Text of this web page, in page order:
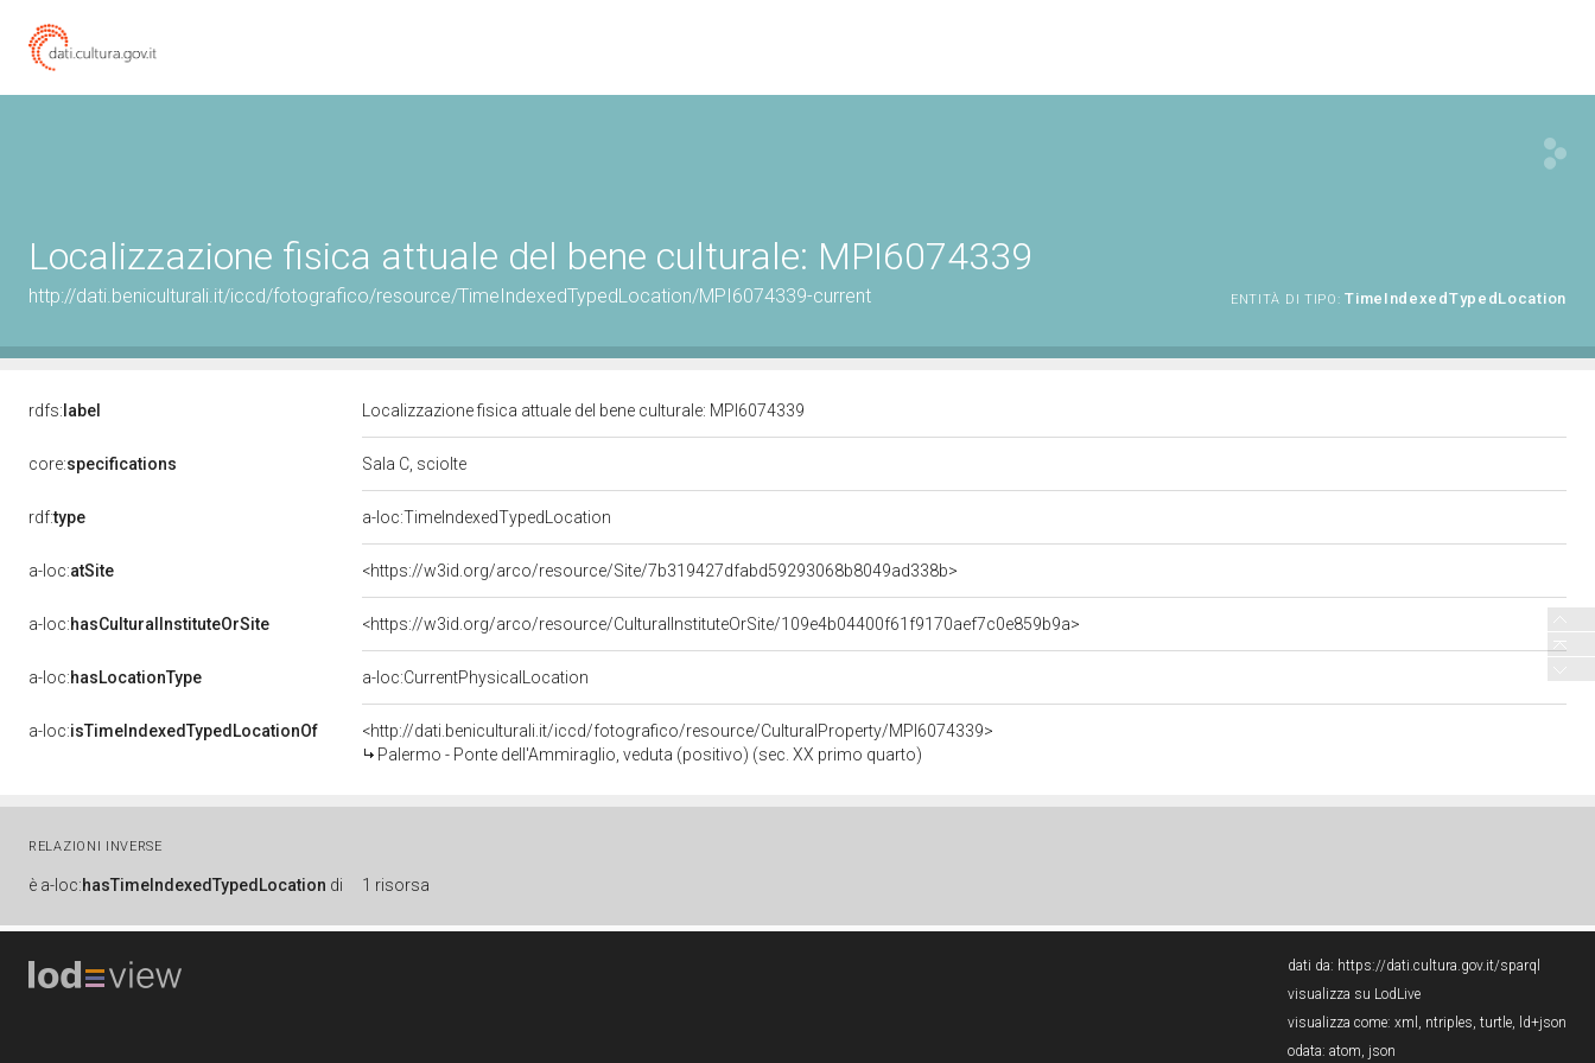
Localizzazione fisica attuale del bene culturale: MPI6074339
http://dati.beniculturali.it/iccd/fotografico/resource/TimeIndexedTypedLocation/MPI6074339-current ENTITÀ DI TIPO: TimeIndexedTypedLocation
rdfs: label Localizzazione fisica attuale del bene culturale: MPI6074339
core:specifications Sala C, sciolte
rdf:type a-loc:TimeIndexedTypedLocation
a-loc:atSite <https://w3id.org/arco/resource/Site/7b319427dfabd59293068b8049ad338b>
a-loc:hasCulturalInstituteOrSite <https://w3id.org/arco/resource/CulturalInstituteOrSite/109e4b04400f61f9170aef7c0e859b9a>
a-loc:hasLocationType a-loc:CurrentPhysicalLocation
a-loc:isTimeIndexedTypedLocationOf
<http://dati.beniculturali.it/iccd/fotografico/resource/CulturalProperty/MPI6074339>
Palermo - Ponte dell'Ammiraglio, veduta (positivo) (sec. XX primo quarto)
RELAZIONI INVERSE
è a-loc:hasTimeIndexedTypedLocation di 1 risorsa
dati da: https://dati.cultura.gov.it/sparql
visualizza su LodLive
visualizza come: xml , ntriples, turtle, ld+json
odata: atom, json